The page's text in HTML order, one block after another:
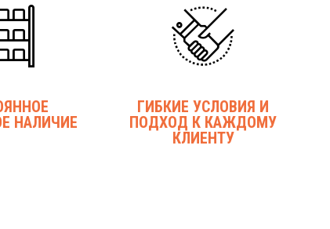
НАЛИЧИЕ
ГИБКИЕ УСЛОВИЯ И
ПОДХОД К КАЖДОМУ
КЛИЕНТУ